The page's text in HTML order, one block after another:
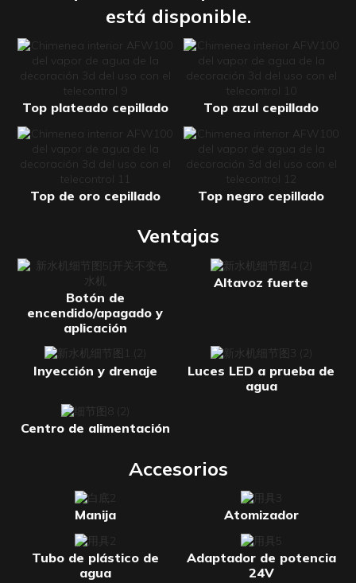
está disponible.
Top plateado cepillado Top azul cepillado
Top de oro cepillado Top negro cepillado
Ventajas
Botón de
encendido/apagado y
aplicación
Altavoz fuerte
Inyección y drenaje
Luces LED a prueba de
agua
Centro de alimentación
Accesorios
Manija Atomizador
Tubo de plástico de
agua
Adaptador de potencia
24V